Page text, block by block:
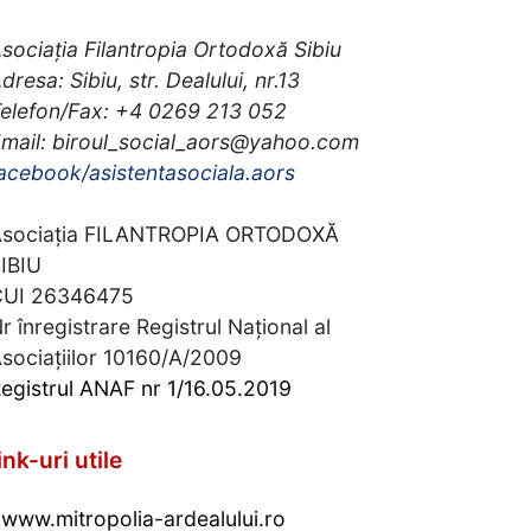
Filantropia Ortodoxă Sibiu
Sibiu, str. Dealului, nr.13
Fax: +4 0269 213 052
biroul_social_aors@yahoo.com
asistentasociala.aors
FILANTROPIA ORTODOXĂ
26346475
înregistrare Registrul Național al
10160/A/2009
ANAF nr 1/16.05.2019
uri utile
www.mitropolia-ardealului.ro